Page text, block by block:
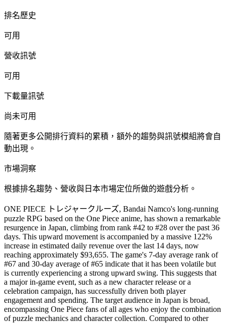
排名歷史
可用
營收訊號
可用
下載量訊號
尚未可用
隨著更多公開排行資料的累積，額外的趨勢與訊號模組將會自
動出現。
市場洞察
根據排名趨勢、營收與日本市場定位所做的遊戲分析。
ONE PIECE トレジャークルーズ, Bandai Namco's long-running
puzzle RPG based on the One Piece anime, has shown a remarkable
resurgence in Japan, climbing from rank #42 to #28 over the past 36
days. This upward movement is accompanied by a massive 122%
increase in estimated daily revenue over the last 14 days, now
reaching approximately $93,655. The game's 7-day average rank of
#67 and 30-day average of #65 indicate that it has been volatile but
is currently experiencing a strong upward swing. This suggests that
a major in-game event, such as a new character release or a
celebration campaign, has successfully driven both player
engagement and spending. The target audience in Japan is broad,
encompassing One Piece fans of all ages who enjoy the combination
of puzzle mechanics and character collection. Compared to other